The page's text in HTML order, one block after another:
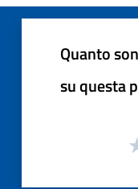
Quanto
su questa